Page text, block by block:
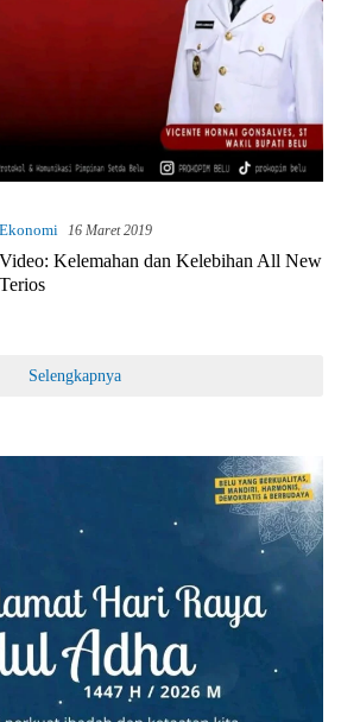
Ekonomi 16 Maret 2019
Video: Kelemahan dan Kelebihan All New
Terios
Selengkapnya